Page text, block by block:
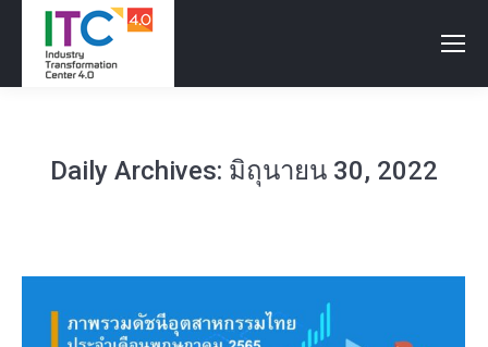
Daily Archives: มิถุนายน 30, 2022